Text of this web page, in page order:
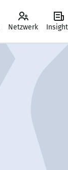
Netzwerk